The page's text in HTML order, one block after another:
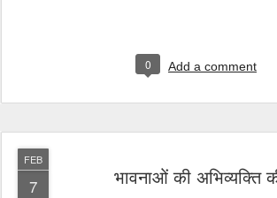
0 Add a comment
FEB
7 भावनाओं की अभिव्यक्ति